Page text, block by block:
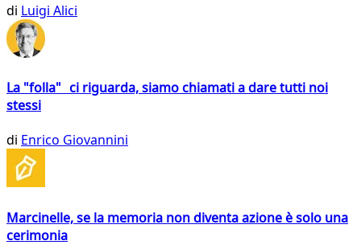
di Luigi Alici
La "folla" ci riguarda, siamo chiamati a dare tutti noi
stessi
di Enrico Giovannini
Marcinelle, se la memoria non diventa azione è solo una
cerimonia